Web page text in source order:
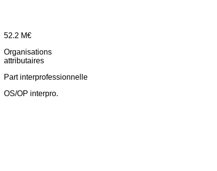
52.2 M€
Organisations
attributaires
Part interprofessionnelle
OS/OP interpro.